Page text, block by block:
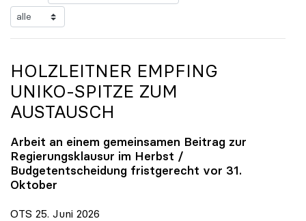
HOLZLEITNER EMPFING
UNIKO-SPITZE ZUM
AUSTAUSCH
Arbeit an einem gemeinsamen Beitrag zur
Regierungsklausur im Herbst /
Budgetentscheidung fristgerecht vor 31.
Oktober
OTS 25. Juni 2026